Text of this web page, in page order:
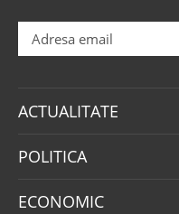
ACTUALITATE
POLITICA
ECONOMIC